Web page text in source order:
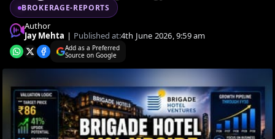
BROKERAGE-REPORTS
Author
Jay Mehta | Published at:4th June 2026, 9:59 am
Add as a Preferred
Source on Google